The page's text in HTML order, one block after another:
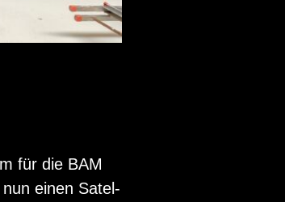
für die BAM
nun einen Sa­tel­